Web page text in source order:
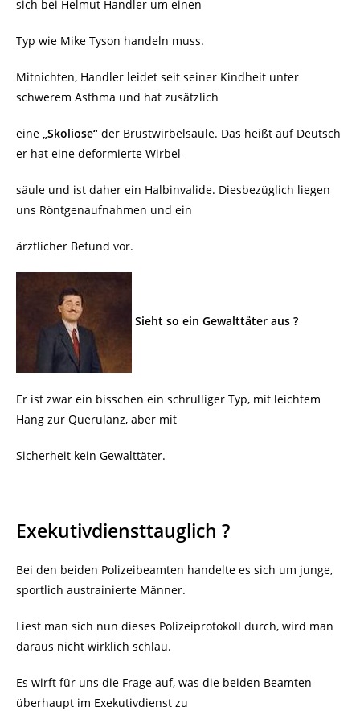
sich bei Helmut Handler um einen
Typ wie Mike Tyson handeln muss.
Mitnichten, Handler leidet seit seiner Kindheit unter
schwerem Asthma und hat zusätzlich
eine „Skoliose“ der Brustwirbelsäule. Das heißt auf Deutsch
er hat eine deformierte Wirbel-
säule und ist daher ein Halbinvalide. Diesbezüglich liegen
uns Röntgenaufnahmen und ein
ärztlicher Befund vor.
Sieht so ein Gewalttäter aus ?
Er ist zwar ein bisschen ein schrulliger Typ, mit leichtem
Hang zur Querulanz, aber mit
Sicherheit kein Gewalttäter.
Exekutivdiensttauglich ?
Bei den beiden Polizeibeamten handelte es sich um junge,
sportlich austrainierte Männer.
Liest man sich nun dieses Polizeiprotokoll durch, wird man
daraus nicht wirklich schlau.
Es wirft für uns die Frage auf, was die beiden Beamten
überhaupt im Exekutivdienst zu